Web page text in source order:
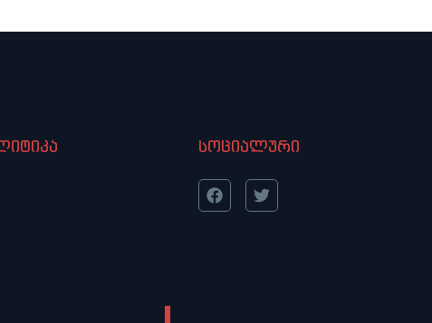
სოციალური